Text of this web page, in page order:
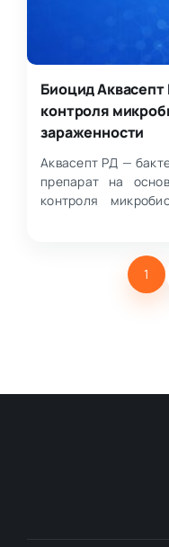
Биоцид
контроля
зараженности
Аквасепт РД —
препарат на
контроля
1